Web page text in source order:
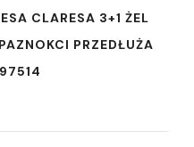
CLARESA 3+1 ŻEL
PRZEDŁUŻA